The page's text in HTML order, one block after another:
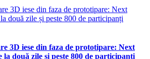
3D iese din faza de prototipare: Next
la două zile și peste 800 de participanți